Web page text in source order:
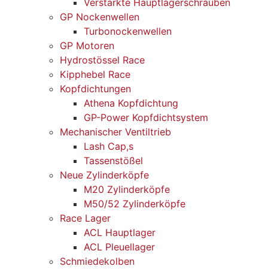
Verstärkte Hauptlagerschrauben
GP Nockenwellen
Turbonockenwellen
GP Motoren
Hydrostössel Race
Kipphebel Race
Kopfdichtungen
Athena Kopfdichtung
GP-Power Kopfdichtsystem
Mechanischer Ventiltrieb
Lash Cap,s
Tassenstößel
Neue Zylinderköpfe
M20 Zylinderköpfe
M50/52 Zylinderköpfe
Race Lager
ACL Hauptlager
ACL Pleuellager
Schmiedekolben